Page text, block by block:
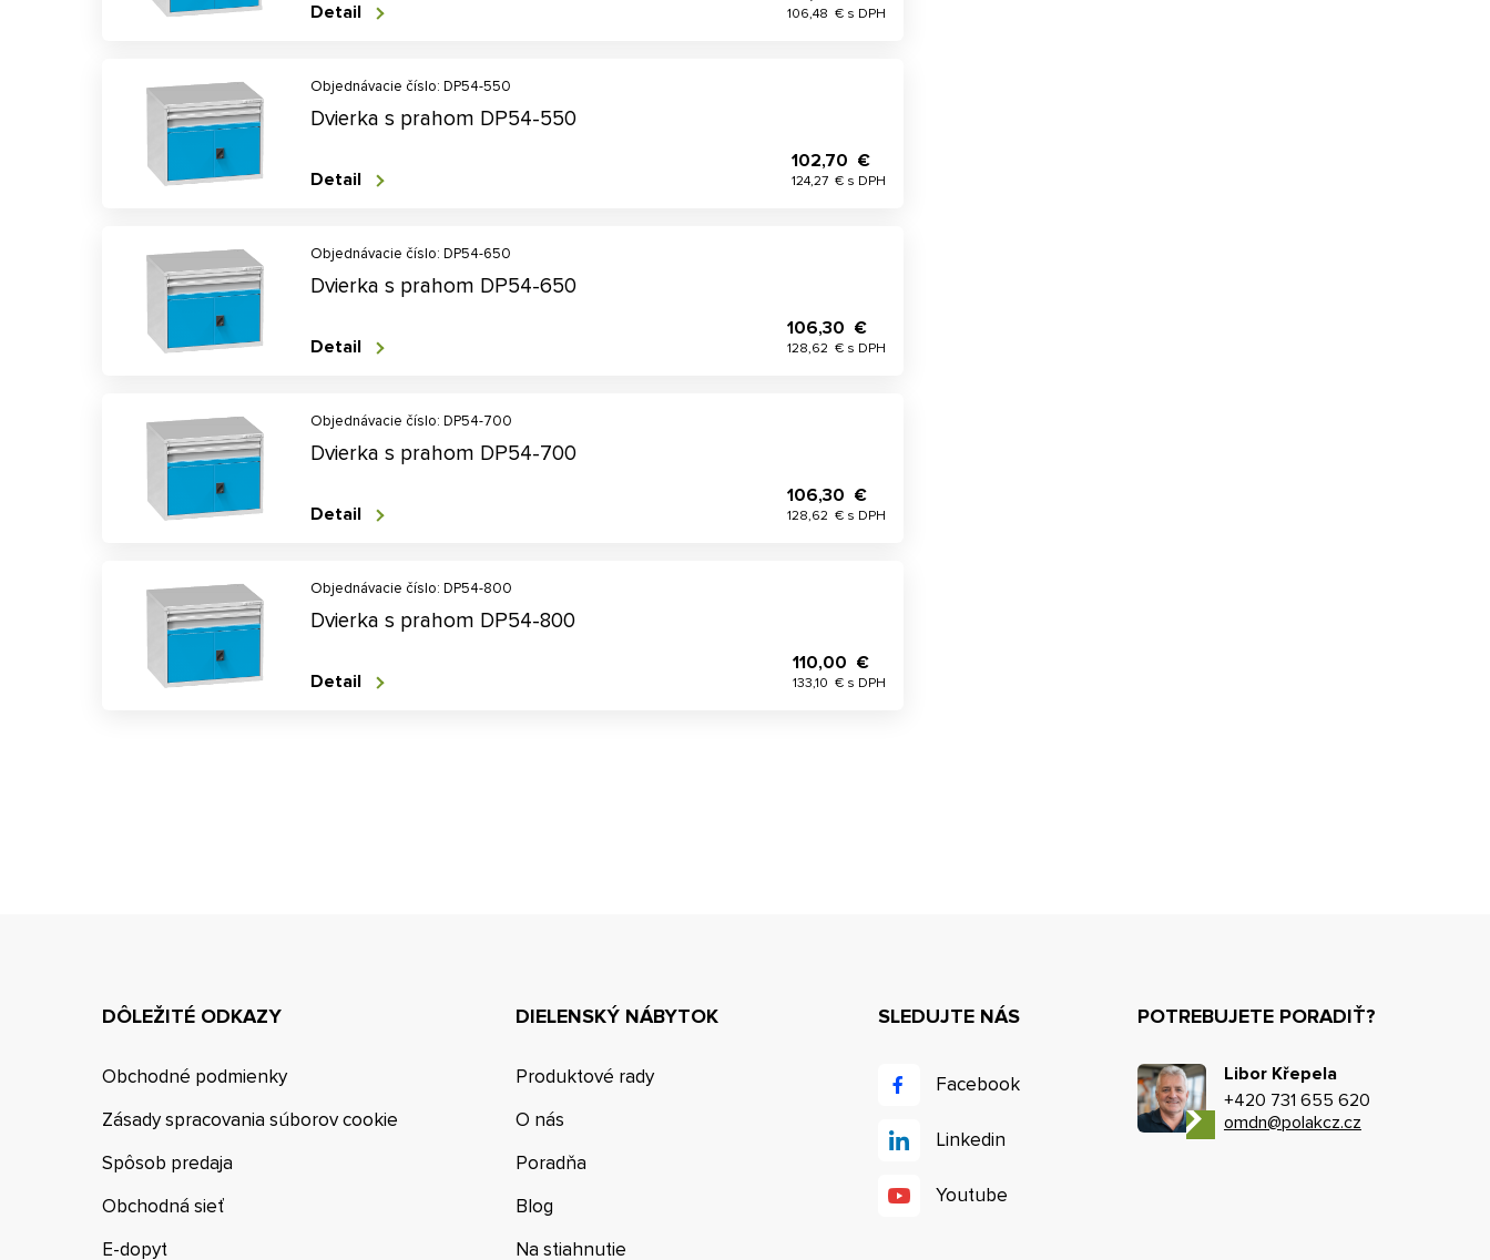
106,48 € s DPH
Detail
Objednávacie číslo: DP54-550
Dvierka s prahom DP54-550
102,70 €
124,27 € s DPH
Detail
Objednávacie číslo: DP54-650
Dvierka s prahom DP54-650
106,30 €
128,62 € s DPH
Detail
Objednávacie číslo: DP54-700
Dvierka s prahom DP54-700
106,30 €
128,62 € s DPH
Detail
Objednávacie číslo: DP54-800
Dvierka s prahom DP54-800
110,00 €
133,10 € s DPH
Detail
DÔLEŽITÉ ODKAZY
Obchodné podmienky
Zásady spracovania súborov cookie
Spôsob predaja
Obchodná sieť
E-dopyt
DIELENSKÝ NÁBYTOK
Produktové rady
O nás
Poradňa
Blog
Na stiahnutie
SLEDUJTE NÁS
Facebook
Linkedin
Youtube
POTREBUJETE PORADIŤ?
Libor Křepela
+420 731 655 620
omdn@polakcz.cz